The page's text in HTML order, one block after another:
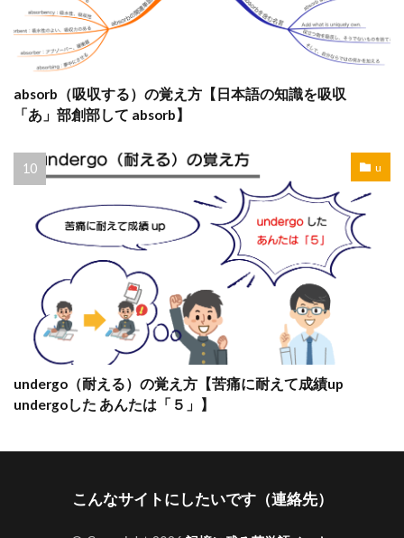
absorb（吸収する）の覚え方【日本語の知識を吸収
「あ」部創部して absorb】
u
undergo（耐える）の覚え方【苦痛に耐えて成績up
undergoした あんたは「５」】
こんなサイトにしたいです（連絡先）